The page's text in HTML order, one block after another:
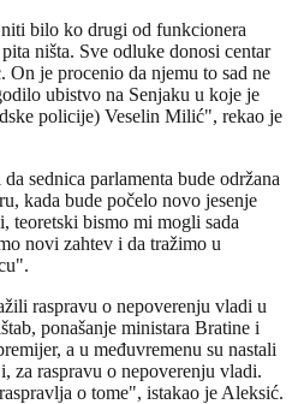
bilo ko drugi od funkcionera
ništa. Sve odluke donosi centar
je procenio da njemu to sad ne
ubistvo na Senjaku u koje je
policije) Veselin Milić", rekao je
sednica parlamenta bude održana
kada bude počelo novo jesenje
teoretski bismo mi mogli sada
novi zahtev i da tražimo u
raspravu o nepoverenju vladi u
ponašanje ministara Bratine i
a u međuvremenu su nastali
raspravu o nepoverenju vladi.
o tome", istakao je Aleksić.